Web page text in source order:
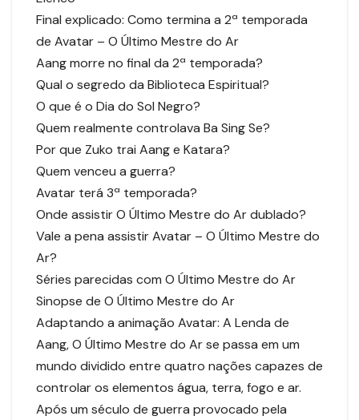
Final explicado: Como termina a 2ª temporada
de Avatar – O Último Mestre do Ar
Aang morre no final da 2ª temporada?
Qual o segredo da Biblioteca Espiritual?
O que é o Dia do Sol Negro?
Quem realmente controlava Ba Sing Se?
Por que Zuko trai Aang e Katara?
Quem venceu a guerra?
Avatar terá 3ª temporada?
Onde assistir O Último Mestre do Ar dublado?
Vale a pena assistir Avatar – O Último Mestre do
Ar?
Séries parecidas com O Último Mestre do Ar
Sinopse de O Último Mestre do Ar
Adaptando a animação Avatar: A Lenda de
Aang, O Último Mestre do Ar se passa em um
mundo dividido entre quatro nações capazes de
controlar os elementos água, terra, fogo e ar.
Após um século de guerra provocado pela